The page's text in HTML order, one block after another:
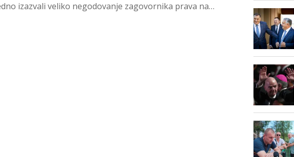
izazvali veliko negodovanje zagovornika prava na